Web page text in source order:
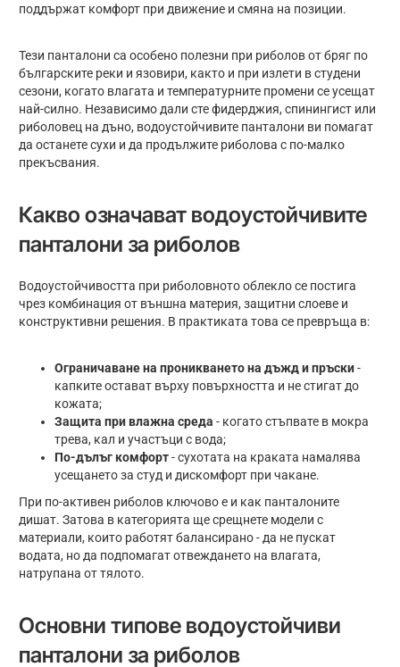
поддържат комфорт при движение и смяна на позиции.
Тези панталони са особено полезни при риболов от бряг по
българските реки и язовири, както и при излети в студени
сезони, когато влагата и температурните промени се усещат
най-силно. Независимо дали сте фидерджия, спинингист или
риболовец на дъно, водоустойчивите панталони ви помагат
да останете сухи и да продължите риболова с по-малко
прекъсвания.
Какво означават водоустойчивите
панталони за риболов
Водоустойчивостта при риболовното облекло се постига
чрез комбинация от външна материя, защитни слоеве и
конструктивни решения. В практиката това се превръща в:
Ограничаване на проникването на дъжд и пръски-
капките остават върху повърхността и не стигат до
кожата;
Защита при влажна среда - когато стъпвате в мокра
трева, кал и участъци с вода;
По-дълъг комфорт- сухотата на краката намалява
усещането за студ и дискомфорт при чакане.
При по-активен риболов ключово е и как панталоните
дишат. Затова в категорията ще срещнете модели с
материали, които работят балансирано - да не пускат
водата, но да подпомагат отвеждането на влагата,
натрупана от тялото.
Основни типове водоустойчиви
панталони за риболов